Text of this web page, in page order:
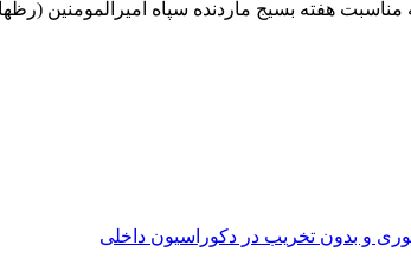
و بدون تخریب در دکوراسیون داخلی